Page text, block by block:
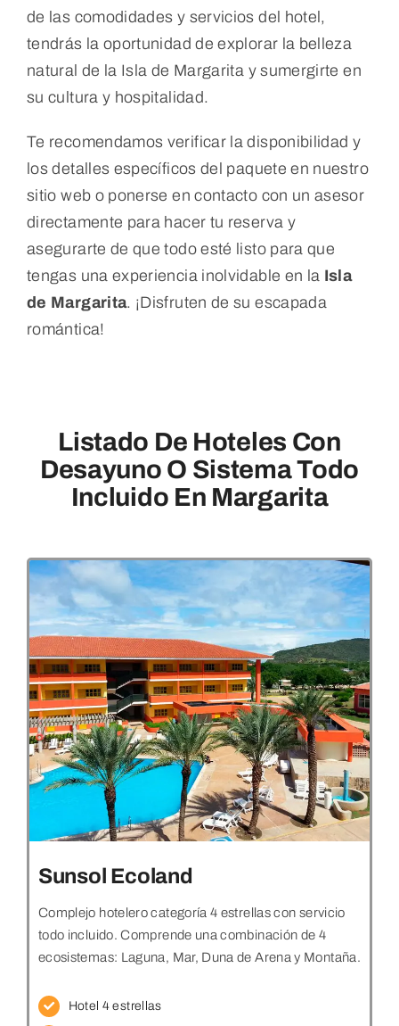
de las comodidades y servicios del hotel,
tendrás la oportunidad de explorar la belleza
natural de la Isla de Margarita y sumergirte en
su cultura y hospitalidad.
Te recomendamos verificar la disponibilidad y
los detalles específicos del paquete en nuestro
sitio web o ponerse en contacto con un asesor
directamente para hacer tu reserva y
asegurarte de que todo esté listo para que
tengas una experiencia inolvidable en la Isla
de Margarita. ¡Disfruten de su escapada
romántica!
Listado De Hoteles Con
Desayuno O Sistema Todo
Incluido En Margarita
Sunsol Ecoland
Complejo hotelero categoría 4 estrellas con servicio
todo incluido. Comprende una combinación de 4
ecosistemas: Laguna, Mar, Duna de Arena y Montaña.
Hotel 4 estrellas